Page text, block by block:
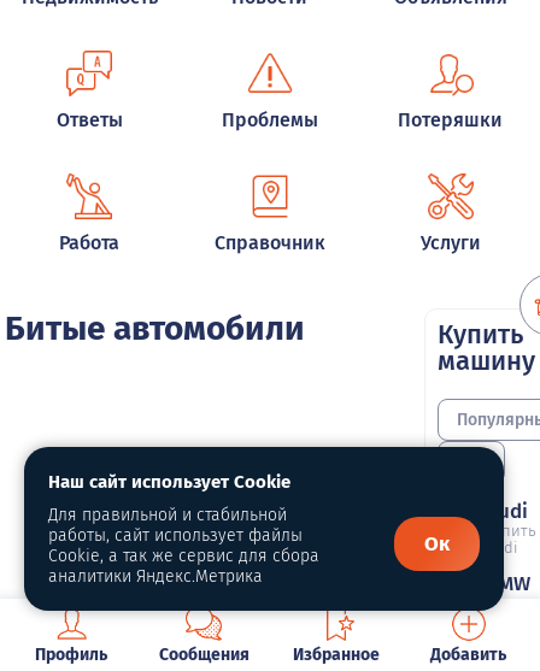
Ответы Проблемы Потеряшки
Работа Справочник Услуги
Битые автомобили
Купить
машину
Audi
Купить
Audi
BMW
Купить
BMW
Chery
Профиль Сообщения Избранное Добавить
Наш сайт использует Cookie
Для правильной и стабильной
работы, сайт использует файлы
Cookie, а так же сервис для сбора
аналитики Яндекс.Метрика
Ок